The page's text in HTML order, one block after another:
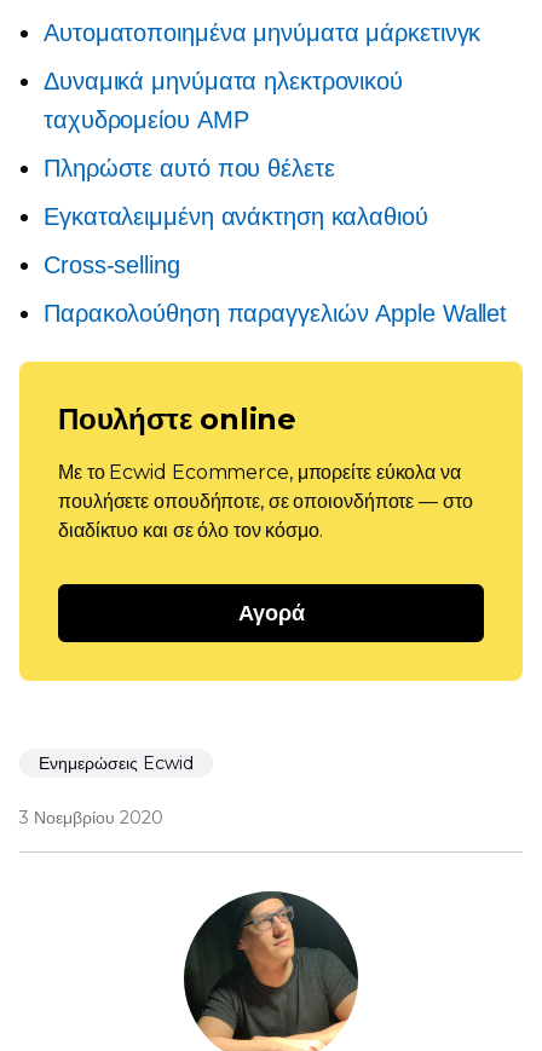
Αυτοματοποιημένα μηνύματα μάρκετινγκ
Δυναμικά μηνύματα ηλεκτρονικού
ταχυδρομείου AMP
Πληρώστε αυτό που θέλετε
Εγκαταλειμμένη ανάκτηση καλαθιού
Cross-selling
Παρακολούθηση παραγγελιών Apple Wallet
Πουλήστε online
Με το Ecwid Ecommerce, μπορείτε εύκολα να
πουλήσετε οπουδήποτε, σε οποιονδήποτε — στο
διαδίκτυο και σε όλο τον κόσμο.
Αγορά
Ενημερώσεις Ecwid
3 Νοεμβρίου 2020